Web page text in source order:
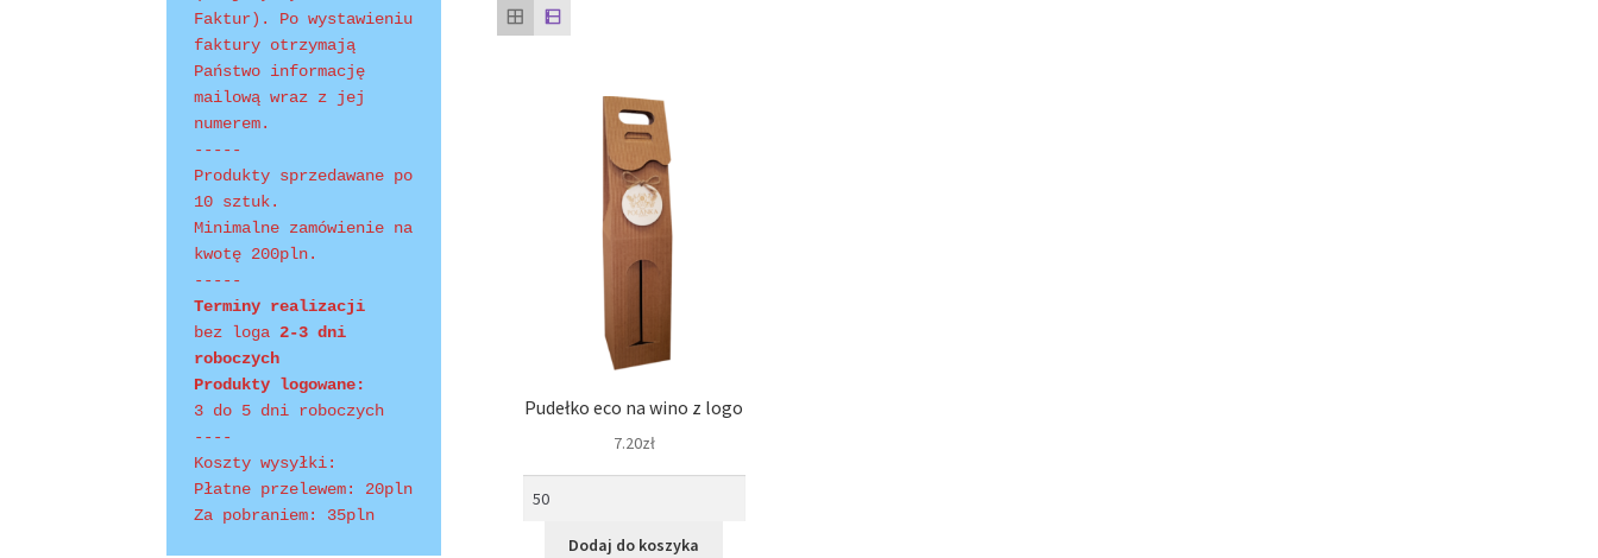
Shopping Tips Terms of Use
Pudełko eco na wino z logo
7.20zł
Dodaj do koszyka
Faktur). Po wystawieniu
faktury otrzymają
Państwo informację
mailową wraz z jej
numerem.
-----
Produkty sprzedawane po
10 sztuk.
Minimalne zamówienie na
kwotę 200pln.
-----
Terminy realizacji
bez loga 2-3 dni
roboczych
Produkty logowane:
3 do 5 dni roboczych
----
Koszty wysyłki:
Płatne przelewem: 20pln
Za pobraniem: 35pln